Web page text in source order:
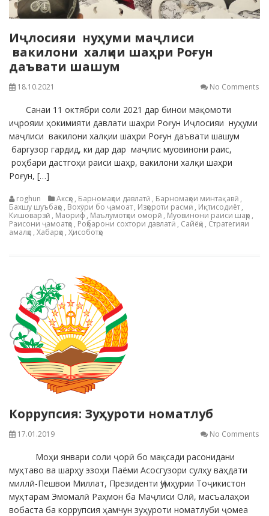
Иҷлосияи нуҳуми маҷлиси
вакилони халқии шаҳри Роғун
даъвати шашум
18.10.2021 No Comments
Санаи 11 октябри соли 2021 дар бинои мақомоти
иҷрояии ҳокимияти давлати шаҳри Роғун Иҷлосияи нуҳуми
маҷлиси вакилони халқии шаҳри Роғун даъвати шашум
баргузор гардид, ки дар дар маҷлис муовинони раис,
роҳбари дастгоҳи раиси шаҳр, вакилони халқи шаҳри
Роғун, […]
roghun Аксҳо , Барномаҳои давлатӣ , Барномаҳои минтақавӣ ,
Бахшу шуъбаҳо , Вохӯри бо ҷамоат, Изҳороти расмӣ , Иқтисодиёт,
Кишоварзӣ , Маориф , Маълумотҳои оморӣ , Муовинони раиси шаҳр ,
Раисони ҷамоатҳо , Роҳбарони сохтори давлатӣ , Сайёҳӣ , Стратегияи
амалҳо , Хабарҳо , Ҳисоботҳо
Коррупсия: Зуҳуроти номатлуб
17.01.2019 No Comments
Моҳи январи соли ҷорӣ бо мақсади расонидани
муҳтаво ва шарҳу эзоҳи Паёми Асосгузори сулҳу ваҳдати
миллӣ-Пешвои Миллат, Президенти Ҷумҳурии Тоҷикистон
муҳтарам Эмомалӣ Раҳмон ба Маҷлиси Олӣ, масъалаҳои
вобаста ба коррупсия ҳамчун зуҳуроти номатлуби ҷомеа